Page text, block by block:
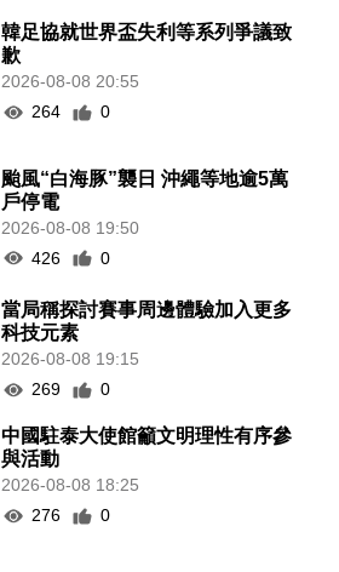
韓足協就世界盃失利等系列爭議致
歉
2026-08-08 20:55
264
0
颱風“白海豚”襲日 沖繩等地逾5萬
戶停電
2026-08-08 19:50
426
0
當局稱探討賽事周邊體驗加入更多
科技元素
2026-08-08 19:15
269
0
中國駐泰大使館籲文明理性有序參
與活動
2026-08-08 18:25
276
0